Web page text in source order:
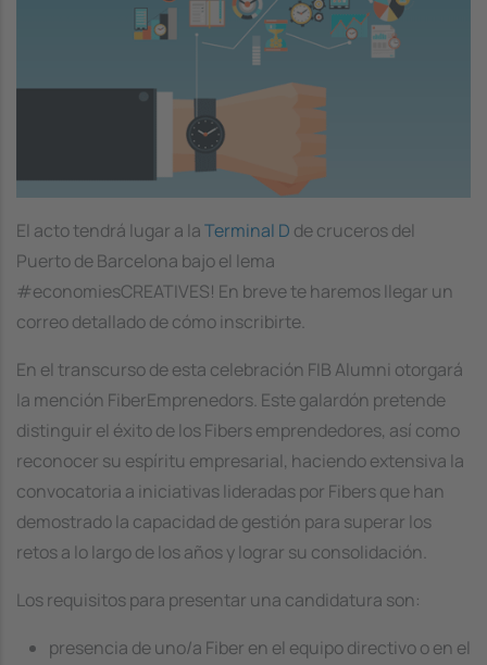
El acto tendrá lugar a laTerminal D de cruceros del
Puerto de Barcelona bajo el lema
#economiesCREATIVES! En breve te haremos llegar un
correo detallado de cómo inscribirte.
En el transcurso de esta celebración FIB Alumni otorgará
la mención FiberEmprenedors. Este galardón pretende
distinguir el éxito de los Fibers emprendedores, así como
reconocer su espíritu empresarial, haciendo extensiva la
convocatoria a iniciativas lideradas por Fibers que han
demostrado la capacidad de gestión para superar los
retos a lo largo de los años y lograr su consolidación.
Los requisitos para presentar una candidatura son:
presencia de uno/a Fiber en el equipo directivo o en el